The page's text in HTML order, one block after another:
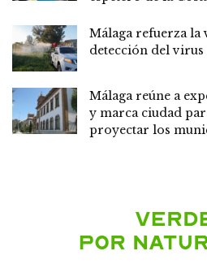
Málaga refuerza la
detección del
Málaga reúne a
y marca ciudad
proyectar los